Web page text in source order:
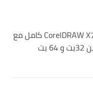
تحميل برنامج CorelDRAW X7 كامل مع